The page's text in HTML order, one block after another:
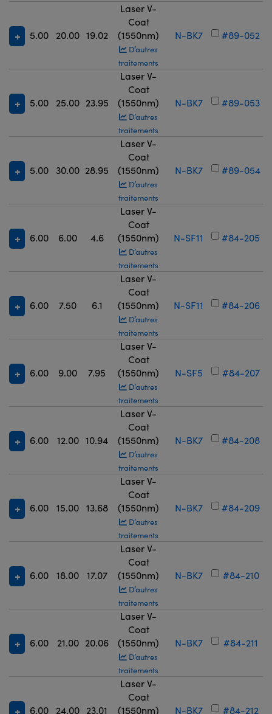
5.00 20.00 19.02
Laser V-
Coat
(1550nm)
D’autres
traitements
N-BK7 #89-052
5.00 25.00 23.95
Laser V-
Coat
(1550nm)
D’autres
traitements
N-BK7 #89-053
5.00 30.00 28.95
Laser V-
Coat
(1550nm)
D’autres
traitements
N-BK7 #89-054
6.00 6.00 4.6
Laser V-
Coat
(1550nm)
D’autres
traitements
N-SF11 #84-205
6.00 7.50 6.1
Laser V-
Coat
(1550nm)
D’autres
traitements
N-SF11 #84-206
6.00 9.00 7.95
Laser V-
Coat
(1550nm)
D’autres
traitements
N-SF5 #84-207
6.00 12.00 10.94
Laser V-
Coat
(1550nm)
D’autres
traitements
N-BK7 #84-208
6.00 15.00 13.68
Laser V-
Coat
(1550nm)
D’autres
traitements
N-BK7 #84-209
6.00 18.00 17.07
Laser V-
Coat
(1550nm)
D’autres
traitements
N-BK7 #84-210
6.00 21.00 20.06
Laser V-
Coat
(1550nm)
D’autres
traitements
N-BK7 #84-211
6.00 24.00 23.01
Laser V-
Coat
(1550nm)
N-BK7 #84-212